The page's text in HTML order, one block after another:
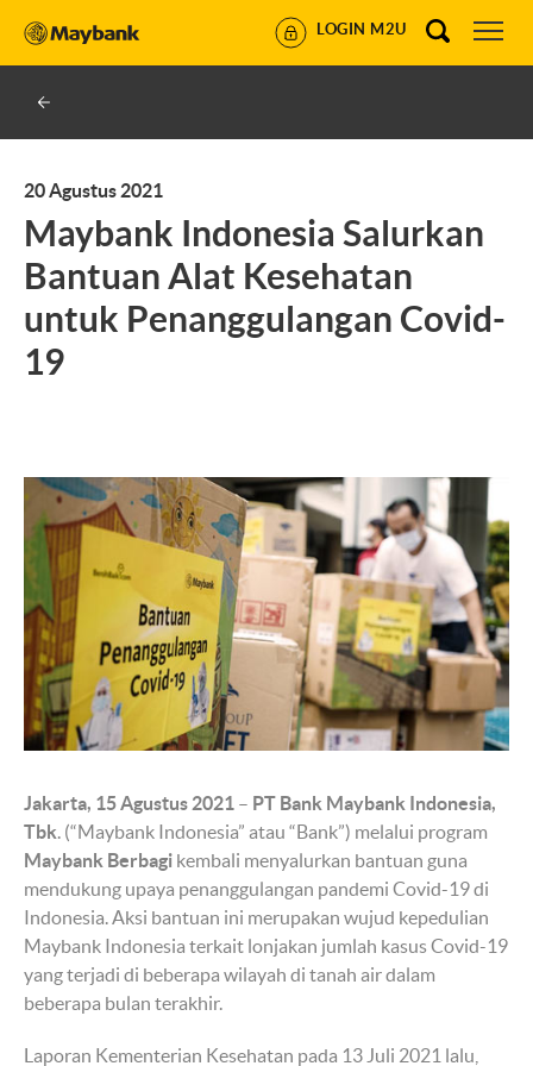
LOGIN M2U
20 Agustus 2021
Maybank Indonesia Salurkan
Bantuan Alat Kesehatan
untuk Penanggulangan Covid-
19
Jakarta, 15 Agustus 2021 – PT Bank Maybank Indonesia,
Tbk. (“Maybank Indonesia” atau “Bank”) melalui program
Maybank Berbagi kembali menyalurkan bantuan guna
mendukung upaya penanggulangan pandemi Covid-19 di
Indonesia. Aksi bantuan ini merupakan wujud kepedulian
Maybank Indonesia terkait lonjakan jumlah kasus Covid-19
yang terjadi di beberapa wilayah di tanah air dalam
beberapa bulan terakhir.
Laporan Kementerian Kesehatan pada 13 Juli 2021 lalu,